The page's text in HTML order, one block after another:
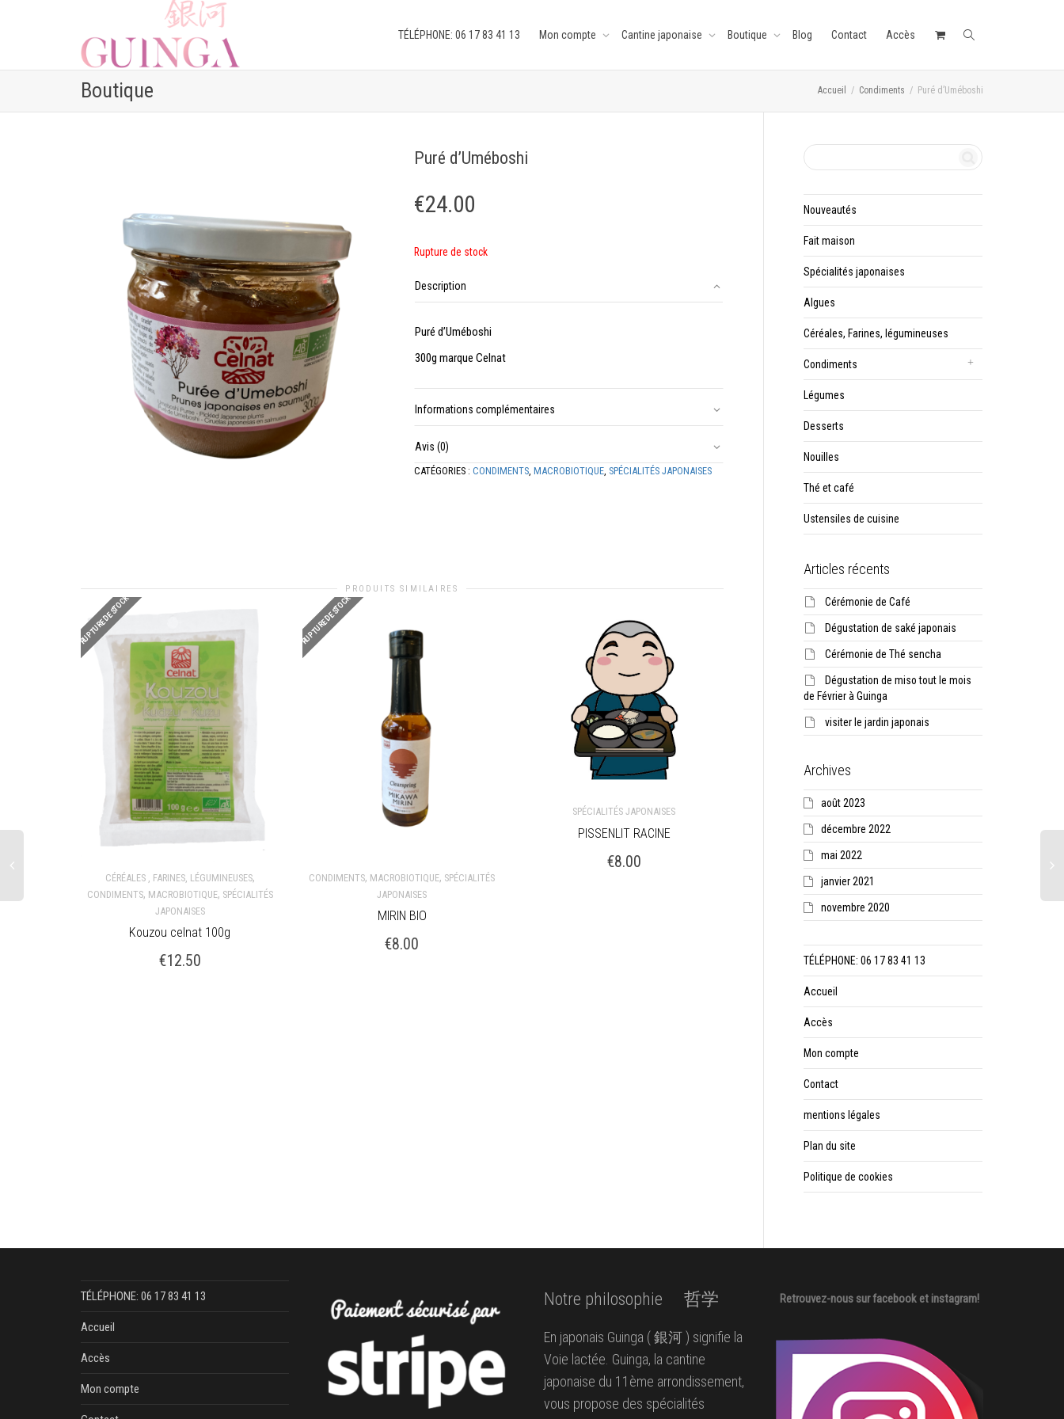
TÉLÉPHONE: 06 17 83 41 13 Mon compte Cantine japonaise Boutique Blog Contact Accès
Boutique Accueil Condiments Puré d’Uméboshi
Puré d’Uméboshi
€24.00
Rupture de stock
Description
Puré d’Uméboshi
300g marque Celnat
Informations complémentaires
Avis (0)
CATÉGORIES : CONDIMENTS, MACROBIOTIQUE, SPÉCIALITÉS JAPONAISES
PRODUITS SIMILAIRES
RUPTURE DE STOCK
CÉRÉALES , FARINES, LÉGUMINEUSES,
CONDIMENTS, MACROBIOTIQUE, SPÉCIALITÉS
JAPONAISES
Kouzou celnat 100g
€12.50
RUPTURE DE STOCK
CONDIMENTS, MACROBIOTIQUE, SPÉCIALITÉS
JAPONAISES
MIRIN BIO
€8.00
AJOUTER AU PANIER
SPÉCIALITÉS JAPONAISES
PISSENLIT RACINE
€8.00
Nouveautés
Fait maison
Spécialités japonaises
Algues
Céréales, Farines, légumineuses
Condiments
Légumes
Desserts
Nouilles
Thé et café
Ustensiles de cuisine
Articles récents
Cérémonie de Café
Dégustation de saké japonais
Cérémonie de Thé sencha
Dégustation de miso tout le mois
de Février à Guinga
visiter le jardin japonais
Archives
août 2023
décembre 2022
mai 2022
janvier 2021
novembre 2020
TÉLÉPHONE: 06 17 83 41 13
Accueil
Accès
Mon compte
Contact
mentions légales
Plan du site
Politique de cookies
TÉLÉPHONE: 06 17 83 41 13
Accueil
Accès
Mon compte
Notre philosophie 哲学
En japonais Guinga ( 銀河 ) signifie la
Voie lactée. Guinga, la cantine
japonaise du 11ème arrondissement,
vous propose des spécialités
Retrouvez-nous sur facebook et instagram!